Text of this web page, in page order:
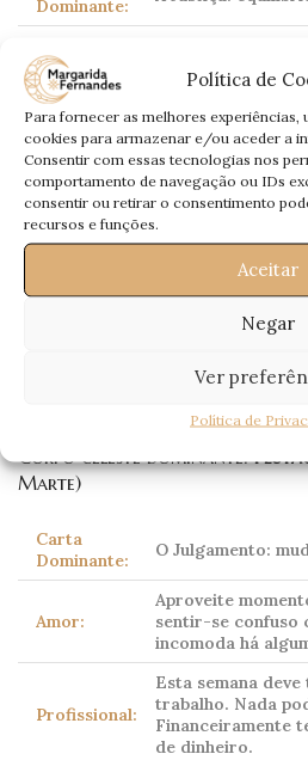
Política de
Para fornecer as melhores
cookies para armazenar e/ou aceder a
Consentir com essas tecnologias nos
comportamento de navegação ou IDs
consentir ou retirar o consentimento
recursos e funções.
Aceitar
Negar
Ver
Política de
Dominante:
Amor:
um novo ciclo de
da passividade e
Profissional:
Faça opções.
novo caminho.
sujeito a enganos.
Saúde:
Controle o
Escorpião
23 Outubro – 21
Corpo celeste dominante:
Marte)
Carta
Dominante:
O Julgamento:
Amor:
Aproveite
sentir-se confuso
incomoda há
Profissional:
Esta semana
trabalho. Nada
Financeiramente
de dinheiro.